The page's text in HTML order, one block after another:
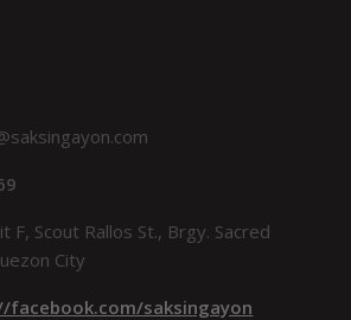
F, Scout Rallos St., Brgy. Sacred
City
facebook.com/saksingayon